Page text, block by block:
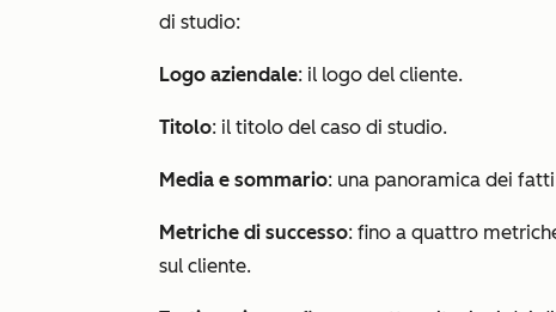
di studio:
Logo aziendale: il logo del cliente.
Titolo: il titolo del caso di studio.
Media e sommario: una panoramica dei
Metriche di successo: fino a quattro
sul cliente.